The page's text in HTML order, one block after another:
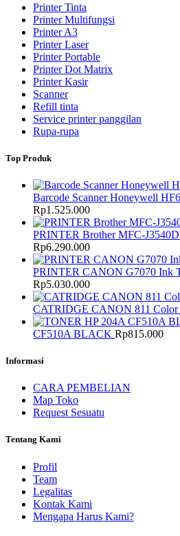
Printer Tinta
Printer Multifungsi
Printer A3
Printer Laser
Printer Portable
Printer Dot Matrix
Printer Kasir
Scanner
Refill tinta
Service printer panggilan
Rupa-rupa
Top Produk
Barcode Scanner Honeywell
Rp1.525.000
PRINTER Brother MFC-
Rp6.290.000
PRINTER CANON G7070 Ink
Rp5.030.000
CATRIDGE CANON 811 Color
CF510A BLACK Rp815.000
Informasi
CARA PEMBELIAN
Map Toko
Request Sesuatu
Tentang Kami
Profil
Team
Legalitas
Kontak Kami
Mengapa Harus Kami?